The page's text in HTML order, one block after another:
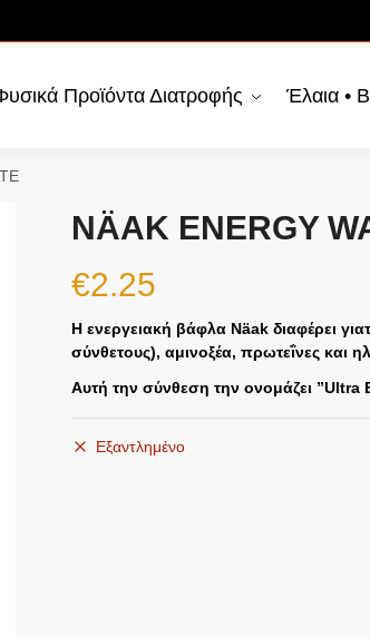
Προϊόντα Διατροφής Έλαια •
NÄAK ENERGY
€2.25
Η ενεργειακή βάφλα Näak διαφέρει
σύνθετους), αμινοξέα, πρωτεΐνες και
Αυτή την σύνθεση την ονομάζει ”Ultra
Εξαντλημένο